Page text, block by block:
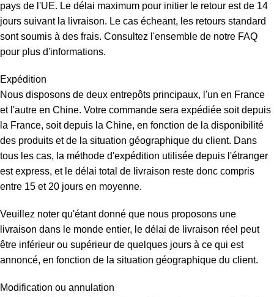
pays de l'UE. Le délai maximum pour initier le retour est de 14
jours suivant la livraison. Le cas écheant, les retours standard
sont soumis à des frais. Consultez l'ensemble de notre FAQ
pour plus d'informations.
Expédition
Nous disposons de deux entrepôts principaux, l'un en France
et l'autre en Chine. Votre commande sera expédiée soit depuis
la France, soit depuis la Chine, en fonction de la disponibilité
des produits et de la situation géographique du client. Dans
tous les cas, la méthode d'expédition utilisée depuis l'étranger
est express, et le délai total de livraison reste donc compris
entre 15 et 20 jours en moyenne.
Veuillez noter qu'étant donné que nous proposons une
livraison dans le monde entier, le délai de livraison réel peut
être inférieur ou supérieur de quelques jours à ce qui est
annoncé, en fonction de la situation géographique du client.
Modification ou annulation